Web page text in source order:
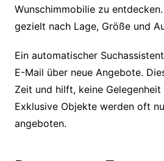
Wunschimmobilie zu
gezielt nach Lage, Größe und
Ein automatischer
E-Mail über neue Angebote.
Zeit und hilft, keine Gelegenheit
Exklusive Objekte werden oft
angeboten.